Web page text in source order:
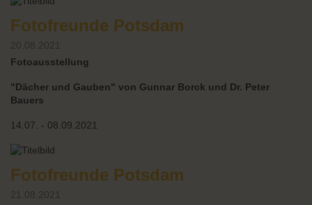
Fotofreunde Potsdam
20.08.2021
Fotoausstellung
"Dächer und Gauben" von Gunnar Borck und Dr. Peter
Bauers
14.07. - 08.09.2021
Fotofreunde Potsdam
21.08.2021